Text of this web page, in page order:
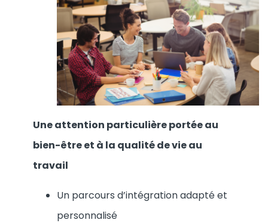
Une attention particulière portée au
bien-être et à la qualité de vie au
travail
Un parcours d’intégration adapté et
personnalisé